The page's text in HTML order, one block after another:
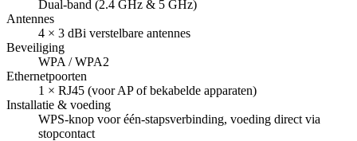
Dual-band (2.4 GHz & 5 GHz)
Antennes
4 × 3 dBi verstelbare antennes
Beveiliging
WPA / WPA2
Ethernetpoorten
1 × RJ45 (voor AP of bekabelde apparaten)
Installatie & voeding
WPS-knop voor één-stapsverbinding, voeding direct via
stopcontact